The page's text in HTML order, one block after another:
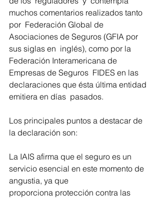
muchos comentarios realizados tanto
por  Federación Global de
Asociaciones de Seguros (GFIA por
sus siglas en  inglés), como por la
Federación Interamericana de
Empresas de Seguros  FIDES en las
declaraciones que ésta última entidad
emitiera en días  pasados.
Los principales puntos a destacar de
la declaración son:
La IAIS afirma que el seguro es un
servicio esencial en este momento de
angustia, ya que
proporciona protección contra las